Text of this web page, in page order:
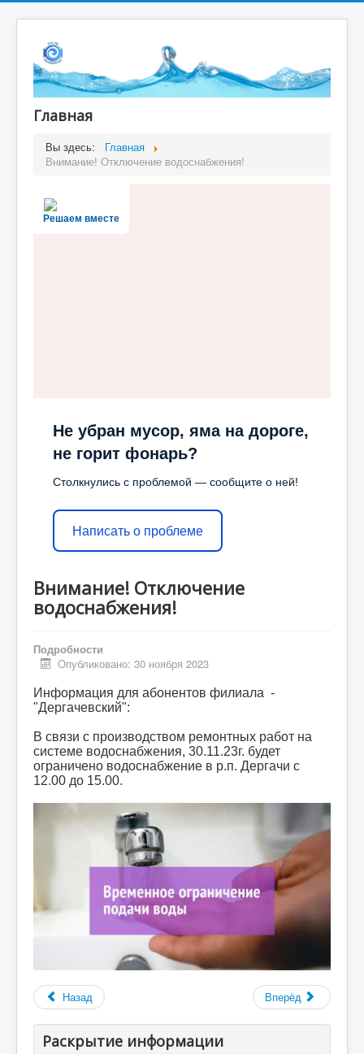
Главная
Вы здесь:
Главная
Внимание! Отключение водоснабжения!
Решаем вместе
Не убран мусор, яма на дороге,
не горит фонарь?
Столкнулись с проблемой — сообщите о ней!
Написать о проблеме
Внимание! Отключение
водоснабжения!
Подробности
Опубликовано: 30 ноября 2023
Информация для абонентов филиала -
"Дергачевский":
В связи с производством ремонтных работ на
системе водоснабжения, 30.11.23г. будет
ограничено водоснабжение в р.п. Дергачи с
12.00 до 15.00.
Назад Вперёд
Раскрытие информации